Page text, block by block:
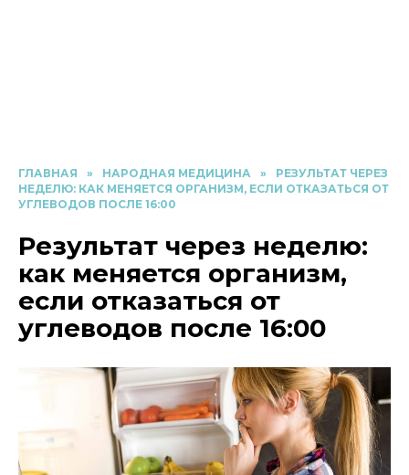
ГЛАВНАЯ » НАРОДНАЯ МЕДИЦИНА »
РЕЗУЛЬТАТ ЧЕРЕЗ
НЕДЕЛЮ: КАК МЕНЯЕТСЯ ОРГАНИЗМ, ЕСЛИ ОТКАЗАТЬСЯ ОТ
УГЛЕВОДОВ ПОСЛЕ 16:00
Результат через неделю:
как меняется организм,
если отказаться от
углеводов после 16:00